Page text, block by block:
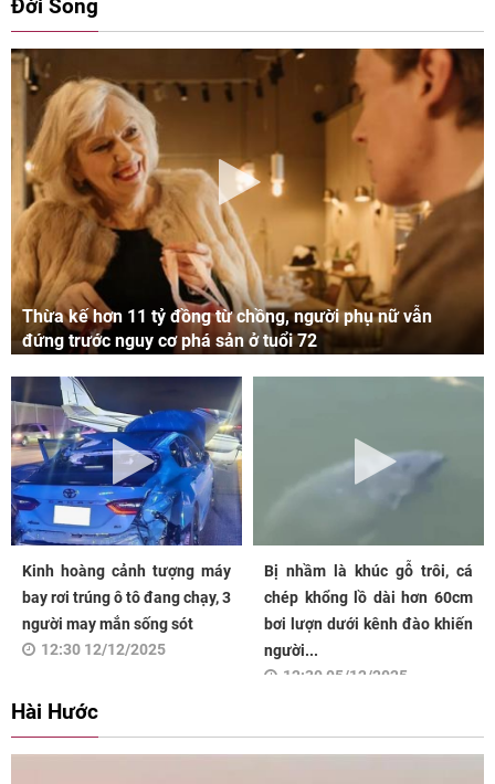
Đời Sống
Thừa kế hơn 11 tỷ đồng từ chồng, người phụ nữ vẫn
đứng trước nguy cơ phá sản ở tuổi 72
Kinh hoàng cảnh tượng máy
bay rơi trúng ô tô đang chạy, 3
người may mắn sống sót
12:30 12/12/2025
Bị nhầm là khúc gỗ trôi, cá
chép khổng lồ dài hơn 60cm
bơi lượn dưới kênh đào khiến
người...
12:30 05/12/2025
Hài Hước